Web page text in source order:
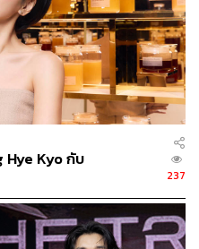
Hye Kyo กับ
237